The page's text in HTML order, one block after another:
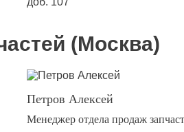
(Москва)
Петров Алексей
Менеджер отдела продаж